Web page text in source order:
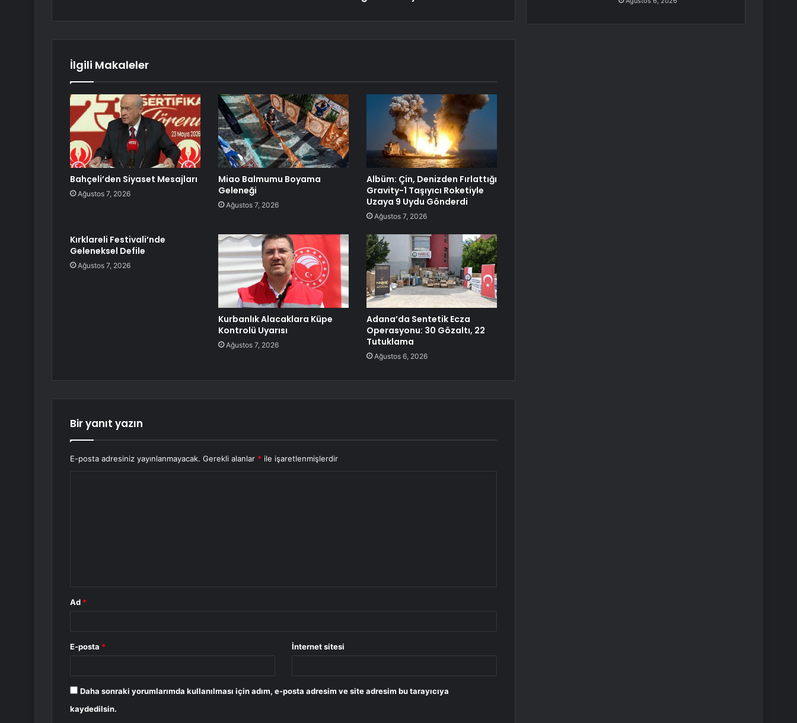
İlgili Makaleler
Bahçeli’den Siyaset Mesajları
Ağustos 7, 2026
Miao Balmumu Boyama
Geleneği
Ağustos 7, 2026
Albüm: Çin, Denizden Fırlattığı
Gravity-1 Taşıyıcı Roketiyle
Uzaya 9 Uydu Gönderdi
Ağustos 7, 2026
Kırklareli Festivali’nde
Geleneksel Defile
Ağustos 7, 2026
Kurbanlık Alacaklara Küpe
Kontrolü Uyarısı
Ağustos 7, 2026
Adana’da Sentetik Ecza
Operasyonu: 30 Gözaltı, 22
Tutuklama
Ağustos 6, 2026
Bir yanıt yazın
E-posta adresiniz yayınlanmayacak. Gerekli alanlar * ile işaretlenmişlerdir
Ad *
E-posta * İnternet sitesi
Daha sonraki yorumlarımda kullanılması için adım, e-posta adresim ve site adresim bu tarayıcıya
kaydedilsin.